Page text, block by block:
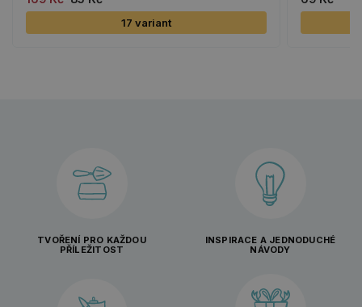
17 variant
TVOŘENÍ PRO KAŽDOU
PŘÍLEŽITOST
INSPIRACE A JEDNODUCHÉ
NÁVODY